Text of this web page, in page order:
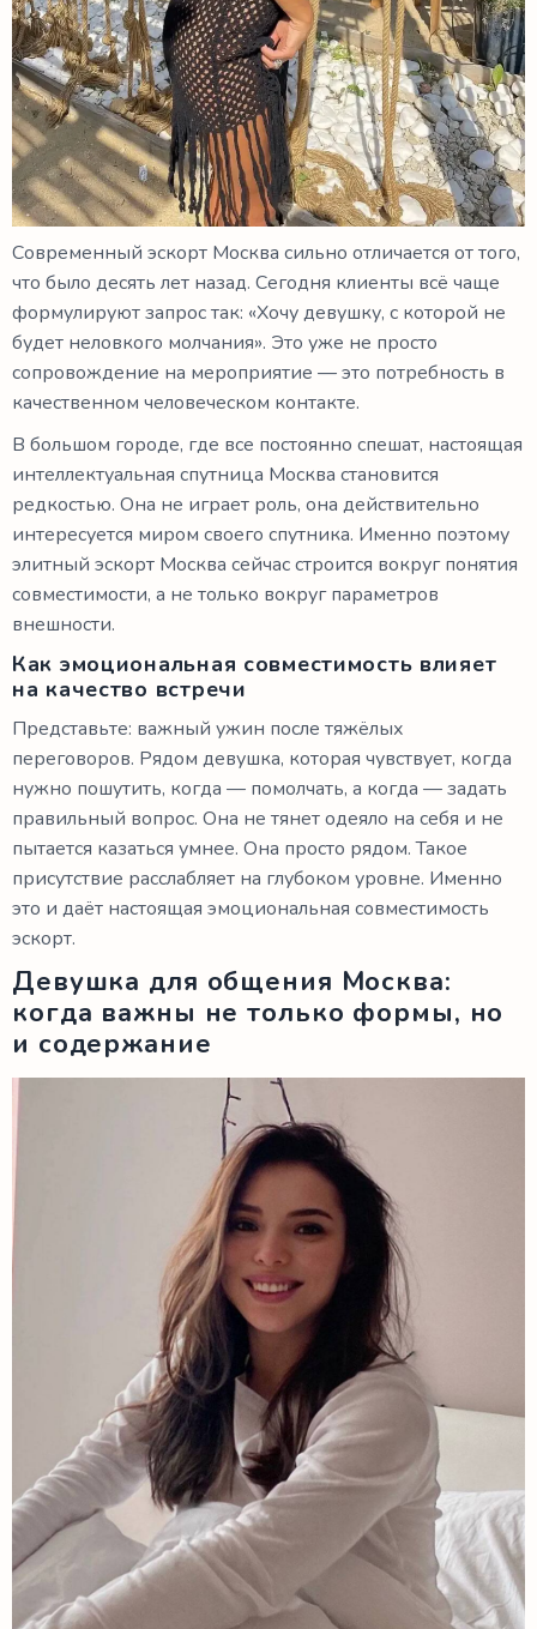
Современный эскорт Москва сильно отличается от того,
что было десять лет назад. Сегодня клиенты всё чаще
формулируют запрос так: «Хочу девушку, с которой не
будет неловкого молчания». Это уже не просто
сопровождение на мероприятие — это потребность в
качественном человеческом контакте.
В большом городе, где все постоянно спешат, настоящая
интеллектуальная спутница Москва становится
редкостью. Она не играет роль, она действительно
интересуется миром своего спутника. Именно поэтому
элитный эскорт Москва сейчас строится вокруг понятия
совместимости, а не только вокруг параметров
внешности.
Как эмоциональная совместимость влияет
на качество встречи
Представьте: важный ужин после тяжёлых
переговоров. Рядом девушка, которая чувствует, когда
нужно пошутить, когда — помолчать, а когда — задать
правильный вопрос. Она не тянет одеяло на себя и не
пытается казаться умнее. Она просто рядом. Такое
присутствие расслабляет на глубоком уровне. Именно
это и даёт настоящая эмоциональная совместимость
эскорт.
Девушка для общения Москва:
когда важны не только формы, но
и содержание